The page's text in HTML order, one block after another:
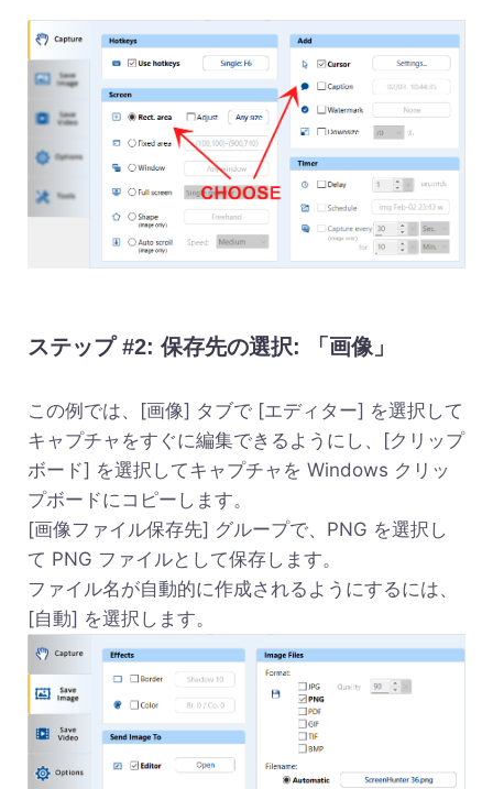
ステップ #2: 保存先の選択: 「画像」
この例では、[画像] タブで [エディター] を選択して
キャプチャをすぐに編集できるようにし、[クリップ
ボード] を選択してキャプチャを Windows クリッ
プボードにコピーします。
[画像ファイル保存先] グループで、PNG を選択し
て PNG ファイルとして保存します。
ファイル名が自動的に作成されるようにするには、
[自動] を選択します。